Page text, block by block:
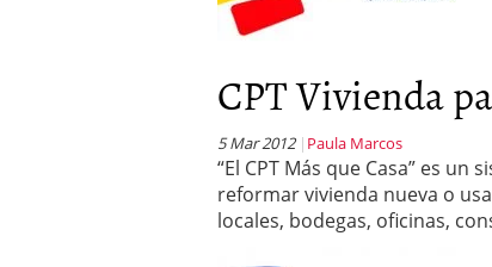
Estudio de
Cómo Organizar
La hipoteca
CPT Vivienda
5 Mar 2012 Paula Marcos
“El CPT Más que Casa” es
reformar vivienda nueva o
locales, bodegas, oficinas,